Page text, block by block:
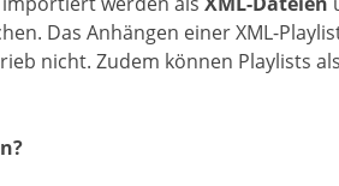
Das Anhängen einer XML-
nicht. Zudem können Playlists als